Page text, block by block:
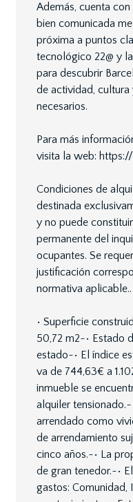
Además, cuenta
bien comunicada
próxima a puntos
tecnológico 22@ y
para descubrir
de actividad,
necesarios.
Para más
visita la web:
Condiciones de
destinada
y no puede
permanente del
ocupantes. Se
justificación
normativa aplicable..
• Superficie
50,72 m2~• Estado
estado~• El índice
va de 744,63€ a
inmueble se
alquiler
arrendado como
de arrendamiento
cinco años.~• La
de gran tenedor.~•
gastos: Comunidad,